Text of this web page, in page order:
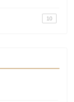
10